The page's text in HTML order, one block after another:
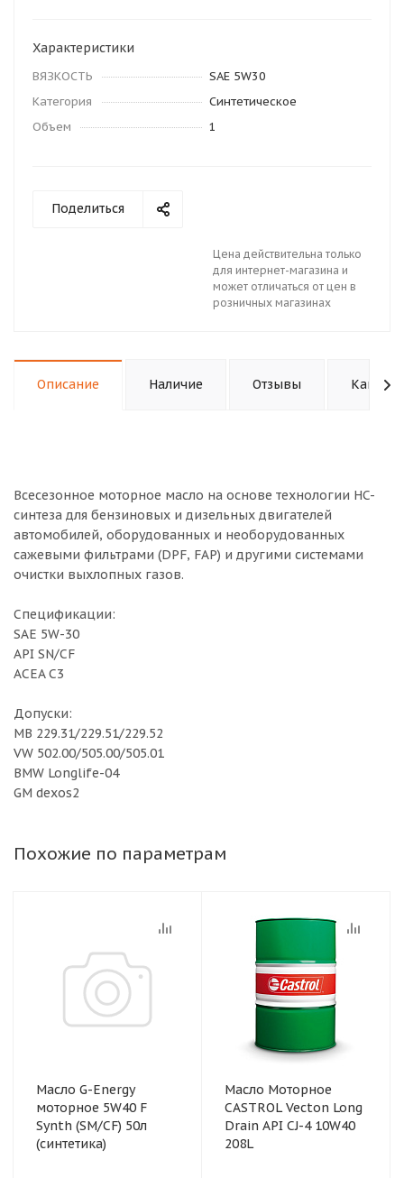
Характеристики
ВЯЗКОСТЬ
SAE 5W30
Категория
Синтетическое
Объем
1
Поделиться
Цена действительна только
для интернет-магазина и
может отличаться от цен в
розничных магазинах
Описание Наличие Отзывы Как
Всесезонное моторное масло на основе технологии HC-
синтеза для бензиновых и дизельных двигателей
автомобилей, оборудованных и необорудованных
сажевыми фильтрами (DPF, FAP) и другими системами
очистки выхлопных газов.
Спецификации:
SAE 5W-30
API SN/CF
ACEA C3
Допуски:
MB 229.31/229.51/229.52
VW 502.00/505.00/505.01
BMW Longlife-04
GM dexos2
Похожие по параметрам
Масло G-Energy
моторное 5W40 F
Synth (SM/CF) 50л
(синтетика)
Масло Моторное
CASTROL Vecton Long
Drain API CJ-4 10W40
208L